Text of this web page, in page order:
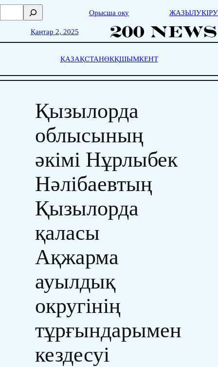
Skip
о
с
Орысша оқу ЖАЗЫЛУКІРУ
Қаңтар 2, 2025
ҚАЗАҚСТАНӨКҚШЫМКЕНТ
Қызылорда
облысының
әкімі Нұрлыбек
Нәлібаевтың
Қызылорда
қаласы
Ақжарма
ауылдық
округінің
тұрғындарымен
кездесуі